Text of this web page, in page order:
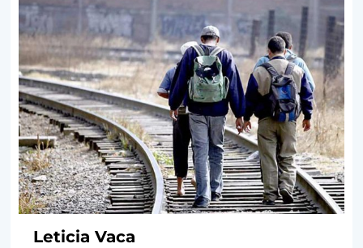
Leticia Vaca